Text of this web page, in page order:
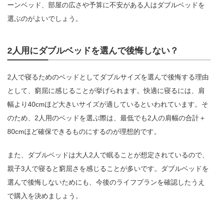
ーンベッド、部屋の広さや予算に不安がある人はダブルベッドを
選ぶのがよいでしょう。
2人用にダブルベッドを選んで後悔しない？
2人で寝るためのベッドとしてダブルサイズを選んで後悔する理由
として、窮屈に感じることが挙げられます。快適に寝るには、肩
幅より40cmほど大きいサイズが適しているといわれています。そ
のため、2人用のベッドを選ぶ際は、最低でも2人の肩幅の合計＋
80cmほど確保できるものにするのが理想的です。
また、ダブルベッドは大人2人で眠ることが想定されているので、
親子3人で寝ると窮屈さを感じることが多いです。ダブルベッドを
選んで後悔しないためにも、今後のライフプランを確認したうえ
で購入を決めましょう。